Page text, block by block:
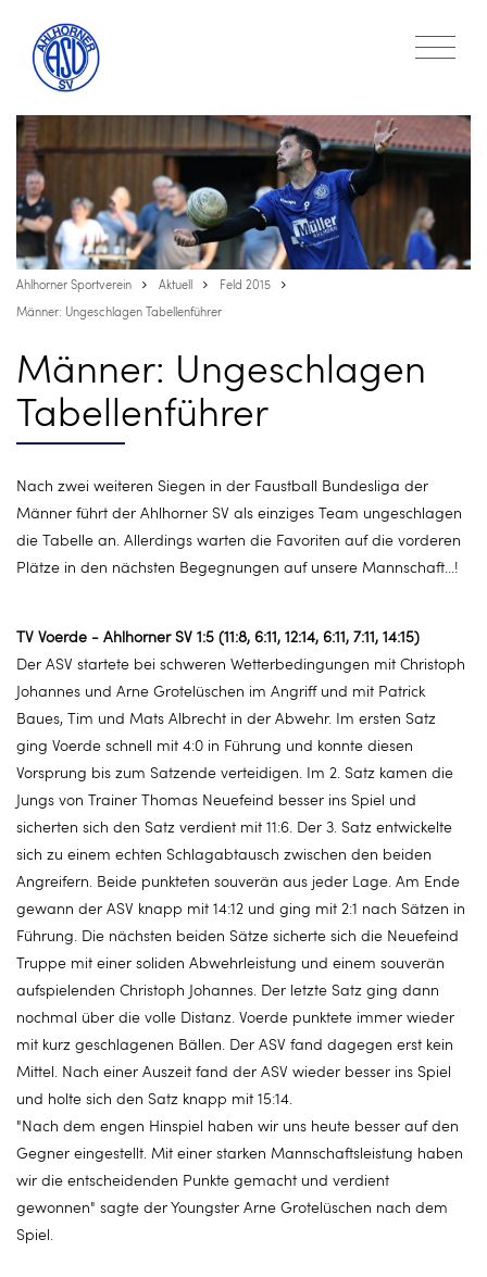
Ahlhorner Sportverein Aktuell
Feld 2015
Männer: Ungeschlagen Tabellenführer
Männer: Ungeschlagen
Tabellenführer
Nach zwei weiteren Siegen in der Faustball Bundesliga der
Männer führt der Ahlhorner SV als einziges Team ungeschlagen
die Tabelle an. Allerdings warten die Favoriten auf die vorderen
Plätze in den nächsten Begegnungen auf unsere Mannschaft...!
TV Voerde - Ahlhorner SV 1:5 (11:8, 6:11, 12:14, 6:11, 7:11, 14:15)
Der ASV startete bei schweren Wetterbedingungen mit Christoph
Johannes und Arne Grotelüschen im Angriff und mit Patrick
Baues, Tim und Mats Albrecht in der Abwehr. Im ersten Satz
ging Voerde schnell mit 4:0 in Führung und konnte diesen
Vorsprung bis zum Satzende verteidigen. Im 2. Satz kamen die
Jungs von Trainer Thomas Neuefeind besser ins Spiel und
sicherten sich den Satz verdient mit 11:6. Der 3. Satz entwickelte
sich zu einem echten Schlagabtausch zwischen den beiden
Angreifern. Beide punkteten souverän aus jeder Lage. Am Ende
gewann der ASV knapp mit 14:12 und ging mit 2:1 nach Sätzen in
Führung. Die nächsten beiden Sätze sicherte sich die Neuefeind
Truppe mit einer soliden Abwehrleistung und einem souverän
aufspielenden Christoph Johannes. Der letzte Satz ging dann
nochmal über die volle Distanz. Voerde punktete immer wieder
mit kurz geschlagenen Bällen. Der ASV fand dagegen erst kein
Mittel. Nach einer Auszeit fand der ASV wieder besser ins Spiel
und holte sich den Satz knapp mit 15:14.
"Nach dem engen Hinspiel haben wir uns heute besser auf den
Gegner eingestellt. Mit einer starken Mannschaftsleistung haben
wir die entscheidenden Punkte gemacht und verdient
gewonnen" sagte der Youngster Arne Grotelüschen nach dem
Spiel.